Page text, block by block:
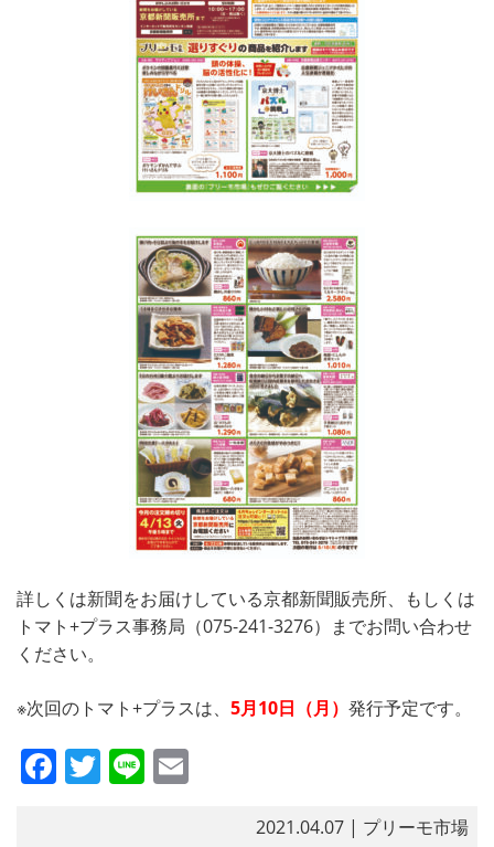
詳しくは新聞をお届けしている京都新聞販売所、もしくは
トマト+プラス事務局（075-241-3276）までお問い合わせ
ください。
※次回のトマト+プラスは、 5月10日（月） 発行予定です。
F T Li
2021.04.07 | プリーモ市場